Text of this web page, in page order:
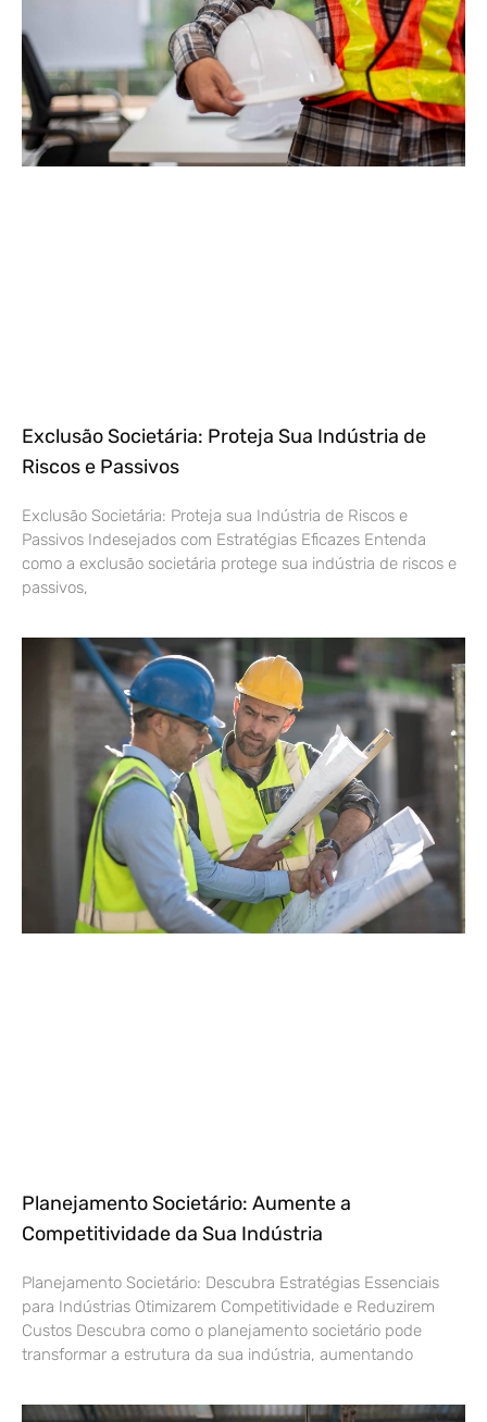
Exclusão Societária: Proteja Sua Indústria de
Riscos e Passivos
Exclusão Societária: Proteja sua Indústria de Riscos e
Passivos Indesejados com Estratégias Eficazes Entenda
como a exclusão societária protege sua indústria de riscos e
passivos,
Planejamento Societário: Aumente a
Competitividade da Sua Indústria
Planejamento Societário: Descubra Estratégias Essenciais
para Indústrias Otimizarem Competitividade e Reduzirem
Custos Descubra como o planejamento societário pode
transformar a estrutura da sua indústria, aumentando